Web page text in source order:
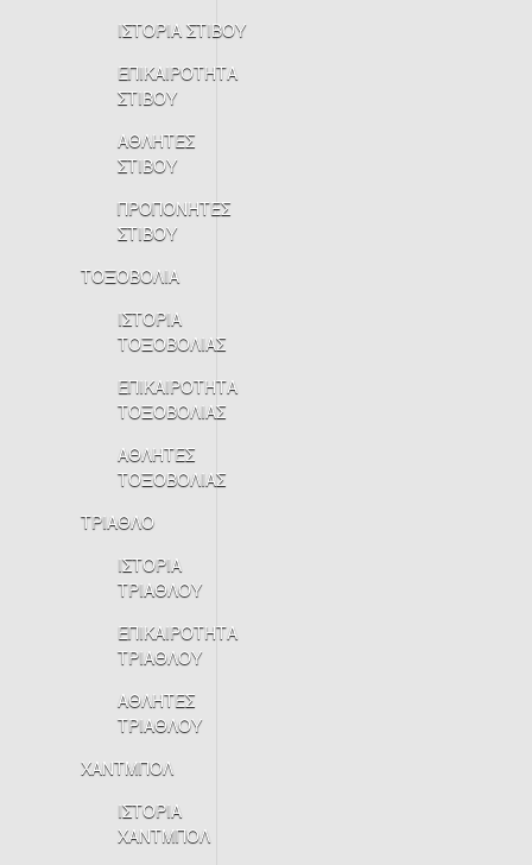
ΙΣΤΟΡΙΑ ΣΤΙΒΟΥ
ΕΠΙΚΑΙΡΟΤΗΤΑ
ΣΤΙΒΟΥ
ΑΘΛΗΤΕΣ
ΣΤΙΒΟΥ
ΠΡΟΠΟΝΗΤΕΣ
ΣΤΙΒΟΥ
ΤΟΞΟΒΟΛΙΑ
ΙΣΤΟΡΙΑ
ΤΟΞΟΒΟΛΙΑΣ
ΕΠΙΚΑΙΡΟΤΗΤΑ
ΤΟΞΟΒΟΛΙΑΣ
ΑΘΛΗΤΕΣ
ΤΟΞΟΒΟΛΙΑΣ
ΤΡΙΑΘΛΟ
ΙΣΤΟΡΙΑ
ΤΡΙΑΘΛΟΥ
ΕΠΙΚΑΙΡΟΤΗΤΑ
ΤΡΙΑΘΛΟΥ
ΑΘΛΗΤΕΣ
ΤΡΙΑΘΛΟΥ
ΧΑΝΤΜΠΟΛ
ΙΣΤΟΡΙΑ
ΧΑΝΤΜΠΟΛ